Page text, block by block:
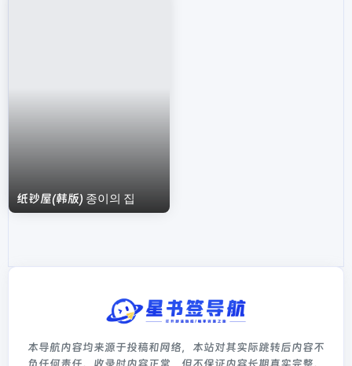
纸钞屋(韩版) 종이의 집
本导航内容均来源于投稿和网络，本站对其实际跳转后内容不